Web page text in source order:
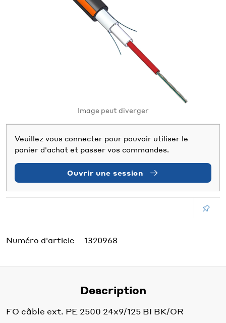
Image peut diverger
Veuillez vous connecter pour pouvoir utiliser le
panier d'achat et passer vos commandes.
Ouvrir une session
Numéro d'article 1320968
Description
FO câble ext. PE 2500 24x9/125 BI BK/OR